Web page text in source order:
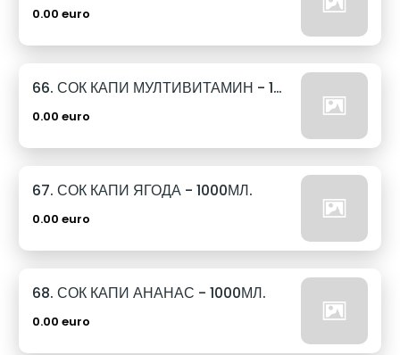
0.00 euro
66. СОК КАПИ МУЛТИВИТАМИН - 1000МЛ.
0.00 euro
67. СОК КАПИ ЯГОДА - 1000МЛ.
0.00 euro
68. СОК КАПИ АНАНАС - 1000МЛ.
0.00 euro